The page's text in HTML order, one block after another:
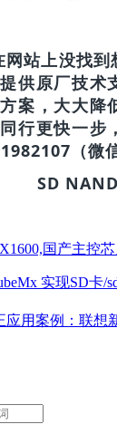
上没找到
提供原厂技术
案，大大降
行更快一步
（微
国产主控
实现SD卡/
应用案例：联想